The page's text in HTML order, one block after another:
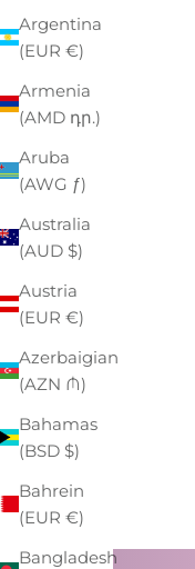
Argentina
(EUR €)
Armenia
(AMD դր.)
Aruba
(AWG ƒ)
Australia
(AUD $)
Austria
(EUR €)
Azerbaigian
(AZN ₼)
Bahamas
(BSD $)
Bahrein
(EUR €)
Bangladesh
PAK'R"
PREZZO SCONTATO
€35,00